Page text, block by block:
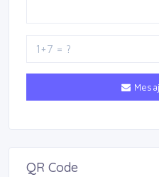
QR Code